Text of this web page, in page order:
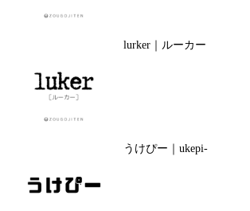
lurker｜ルーカー
うけぴー｜ukepi-